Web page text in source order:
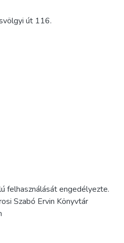
út 116.
felhasználását engedélyezte.
Szabó Ervin Könyvtár